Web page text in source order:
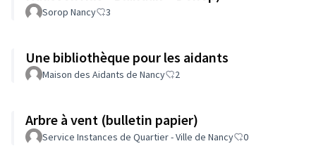
Sorop Nancy 3
Une bibliothèque pour les aidants
Maison des Aidants de Nancy 2
Arbre à vent (bulletin papier)
Service Instances de Quartier - Ville de Nancy 0